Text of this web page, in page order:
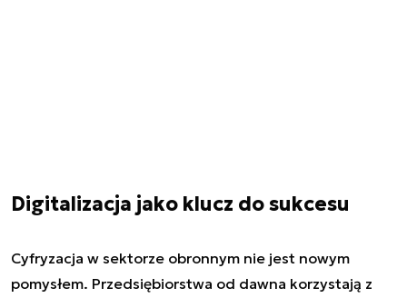
Digitalizacja jako klucz do sukcesu
Cyfryzacja w sektorze obronnym nie jest nowym
pomysłem. Przedsiębiorstwa od dawna korzystają z